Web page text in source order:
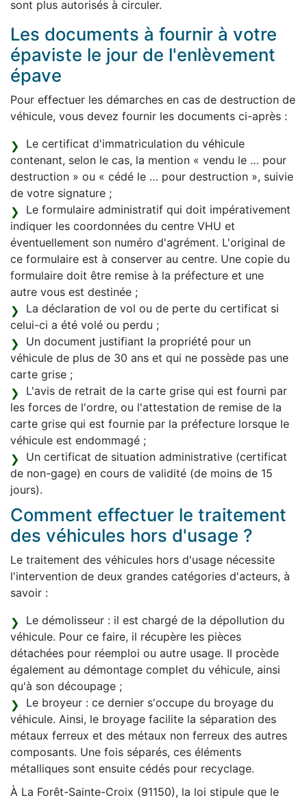
sont plus autorisés à circuler.
Les documents à fournir à votre
épaviste le jour de l'enlèvement
épave
Pour effectuer les démarches en cas de destruction de
véhicule, vous devez fournir les documents ci-après :
Le certificat d'immatriculation du véhicule
contenant, selon le cas, la mention « vendu le … pour
destruction » ou « cédé le … pour destruction », suivie
de votre signature ;
Le formulaire administratif qui doit impérativement
indiquer les coordonnées du centre VHU et
éventuellement son numéro d'agrément. L'original de
ce formulaire est à conserver au centre. Une copie du
formulaire doit être remise à la préfecture et une
autre vous est destinée ;
La déclaration de vol ou de perte du certificat si
celui-ci a été volé ou perdu ;
Un document justifiant la propriété pour un
véhicule de plus de 30 ans et qui ne possède pas une
carte grise ;
L'avis de retrait de la carte grise qui est fourni par
les forces de l'ordre, ou l'attestation de remise de la
carte grise qui est fournie par la préfecture lorsque le
véhicule est endommagé ;
Un certificat de situation administrative (certificat
de non-gage) en cours de validité (de moins de 15
jours).
Comment effectuer le traitement
des véhicules hors d'usage ?
Le traitement des véhicules hors d'usage nécessite
l'intervention de deux grandes catégories d'acteurs, à
savoir :
Le démolisseur : il est chargé de la dépollution du
véhicule. Pour ce faire, il récupère les pièces
détachées pour réemploi ou autre usage. Il procède
également au démontage complet du véhicule, ainsi
qu'à son découpage ;
Le broyeur : ce dernier s'occupe du broyage du
véhicule. Ainsi, le broyage facilite la séparation des
métaux ferreux et des métaux non ferreux des autres
composants. Une fois séparés, ces éléments
métalliques sont ensuite cédés pour recyclage.
À La Forêt-Sainte-Croix (91150), la loi stipule que le